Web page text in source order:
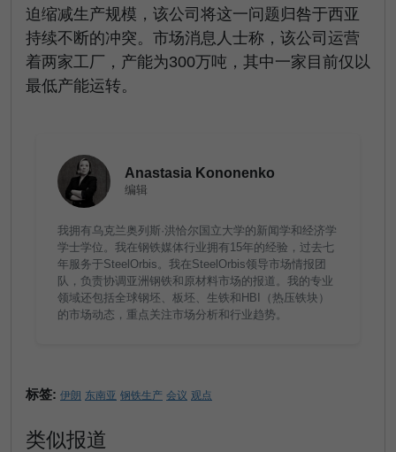
迫缩减生产规模，该公司将这一问题归咎于西亚
持续不断的冲突。市场消息人士称，该公司运营
着两家工厂，产能为300万吨，其中一家目前仅以
最低产能运转。
Anastasia Kononenko
编辑
我拥有乌克兰奥列斯·洪恰尔国立大学的新闻学和经济学
学士学位。我在钢铁媒体行业拥有15年的经验，过去七
年服务于SteelOrbis。我在SteelOrbis领导市场情报团
队，负责协调亚洲钢铁和原材料市场的报道。我的专业
领域还包括全球钢坯、板坯、生铁和HBI（热压铁块）
的市场动态，重点关注市场分析和行业趋势。
标签: 伊朗 东南亚 钢铁生产 会议 观点
类似报道